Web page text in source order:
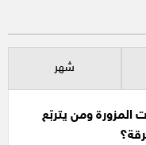
شهر
المزورة ومن يتربّع